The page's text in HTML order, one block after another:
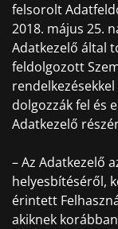
felsorolt
2018. május 25.
Adatkezelő által
feldolgozott
dolgozzák fel és
Adatkezelő
– Az Adatkezelő
helyesbítéséről,
érintett
akiknek